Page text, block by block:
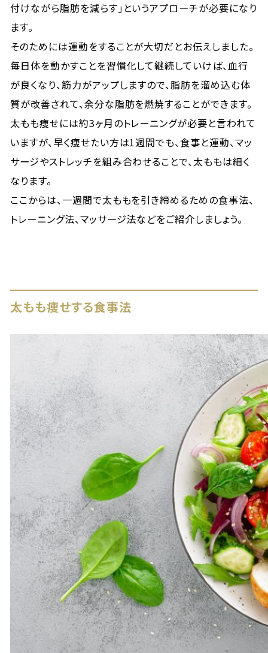
付けながら脂肪を減らす」というアプローチが必要になり
ます。
そのためには運動をすることが大切だとお伝えしました。
毎日体を動かすことを習慣化して継続していけば、血行
が良くなり、筋力がアップしますので、脂肪を溜め込む体
質が改善されて、余分な脂肪を燃焼することができます。
太もも痩せには約3ヶ月のトレーニングが必要と言われて
いますが、早く痩せたい方は1週間でも、食事と運動、マッ
サージやストレッチを組み合わせることで、太ももは細く
なります。
ここからは、一週間で太ももを引き締めるための食事法、
トレーニング法、マッサージ法などをご紹介しましょう。
太もも痩せする食事法